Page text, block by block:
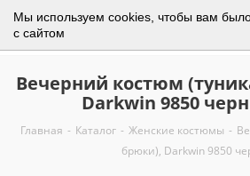
Мы используем cookies, чтобы вам
с сайтом
Вечерний костюм
Darkwin 9850
Главная - Каталог - Женские костюмы -
брюки), Darkwin 9850